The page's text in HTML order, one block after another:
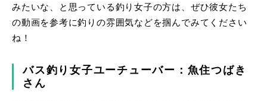
みたいな、と思っている釣り女子の方は、ぜひ彼女たち
の動画を参考に釣りの雰囲気などを掴んでみてください
ね！
バス釣り女子ユーチューバー：魚住つばき
さん